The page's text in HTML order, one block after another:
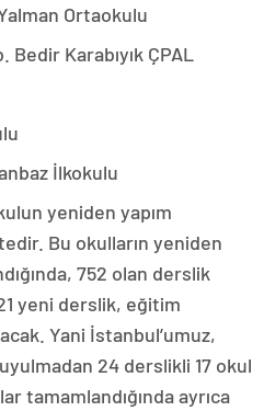
Ortaokulu
Karabıyık ÇPAL
İlkokulu
yeniden yapım
Bu okulların yeniden
752 olan derslik
yeni derslik, eğitim
Yani İstanbul’umuz,
24 derslikli 17 okul
tamamlandığında ayrıca